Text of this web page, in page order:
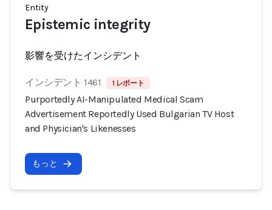
Entity
Epistemic integrity
影響を受けたインシデント
インシデント 1461 1 レポート
Purportedly AI-Manipulated Medical Scam
Advertisement Reportedly Used Bulgarian TV Host
and Physician's Likenesses
もっと